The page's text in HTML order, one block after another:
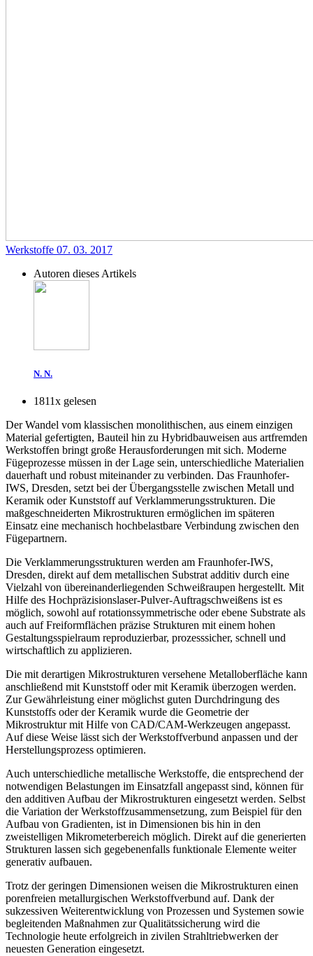
Werkstoffe 07. 03. 2017
Autoren dieses Artikels
N. N.
1811x gelesen
Der Wandel vom klassischen monolithischen, aus einem einzigen
Material gefertigten, Bauteil hin zu Hybridbauweisen aus artfremden
Werkstoffen bringt große Herausforderungen mit sich. Moderne
Fügeprozesse müssen in der Lage sein, unterschiedliche Materialien
dauerhaft und robust miteinander zu verbinden. Das Fraunhofer-
IWS, Dresden, setzt bei derÜbergangsstelle zwischen Metall und
Keramik oder Kunststoff auf Verklammerungsstrukturen. Die
maßgeschneiderten Mikrostrukturen ermöglichen im späteren
Einsatz eine mechanisch hochbelastbare Verbindung zwischen den
Fügepartnern.
Die Verklammerungsstrukturen werden am Fraunhofer-IWS,
Dresden, direkt auf dem metallischen Substrat additiv durch eine
Vielzahl von übereinanderliegenden Schweißraupen hergestellt. Mit
Hilfe des Hochpräzisionslaser-Pulver-Auftragschweißens ist es
möglich, sowohl auf rotationssymmetrische oder ebene Substrate als
auch auf Freiformflächen präzise Strukturen mit einem hohen
Gestaltungsspielraum reproduzierbar, prozesssicher, schnell und
wirtschaftlich zu applizieren.
Die mit derartigen Mikrostrukturen versehene Metalloberfläche kann
anschließend mit Kunststoff oder mit Keramik überzogen werden.
Zur Gewährleistung einer möglichst guten Durchdringung des
Kunststoffs oder der Keramik wurde die Geometrie der
Mikrostruktur mit Hilfe von CAD/CAM-Werkzeugen angepasst.
Auf diese Weise lässt sich der Werkstoffverbund anpassen und der
Herstellungsprozess optimieren.
Auch unterschiedliche metallische Werkstoffe, die entsprechend der
notwendigen Belastungen im Einsatzfall angepasst sind, können für
den additiven Aufbau der Mikrostrukturen eingesetzt werden. Selbst
die Variation der Werkstoffzusammensetzung, zum Beispiel fürden
Aufbau von Gradienten, ist in Dimensionen bis hin in den
zweistelligen Mikrometerbereich möglich. Direkt auf die generierten
Strukturen lassen sich gegebenenfalls funktionale Elemente weiter
generativ aufbauen.
Trotz der geringen Dimensionen weisen die Mikrostrukturen einen
porenfreien metallurgischen Werkstoffverbund auf. Dank der
sukzessiven Weiterentwicklung von Prozessen und Systemen sowie
begleitenden Maßnahmen zur Qualitätssicherung wird die
Technologie heute erfolgreich in zivilen Strahltriebwerken der
neuesten Generation eingesetzt.